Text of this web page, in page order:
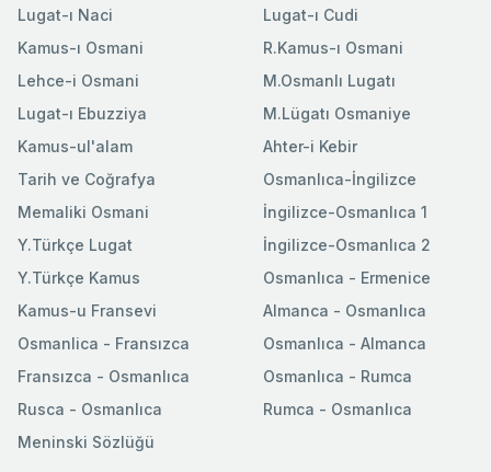
Lugat-ı Naci
Kamus-ı Osmani
Lehce-i Osmani
Lugat-ı Ebuzziya
Lugat-ı Cudi
R.Kamus-ı Osmani
M.Osmanlı Lugatı
M.Lügatı Osmaniye
Kamus-ul'alam
Tarih ve Coğrafya
Memaliki Osmani
Y.Türkçe Lugat
Y.Türkçe Kamus
Ahter-i Kebir
Osmanlıca-İngilizce
İngilizce-Osmanlıca 1
İngilizce-Osmanlıca 2
Osmanlıca - Ermenice
Kamus-u Fransevi
Osmanlica - Fransızca
Fransızca - Osmanlıca
Rusca - Osmanlıca
Meninski Sözlüğü
Almanca - Osmanlıca
Osmanlıca - Almanca
Osmanlıca - Rumca
Rumca - Osmanlıca